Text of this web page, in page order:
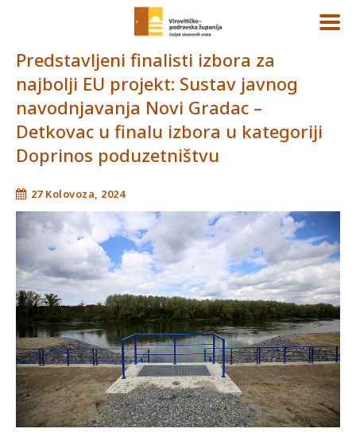
Predstavljeni finalisti izbora za
najbolji EU projekt: Sustav javnog
navodnjavanja Novi Gradac –
Detkovac u finalu izbora u kategoriji
Doprinos poduzetništvu
27 Kolovoza, 2024